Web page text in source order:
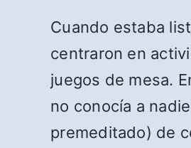
Cuando estaba
centraron en
juegos de mesa.
no conocía a
premeditado) de